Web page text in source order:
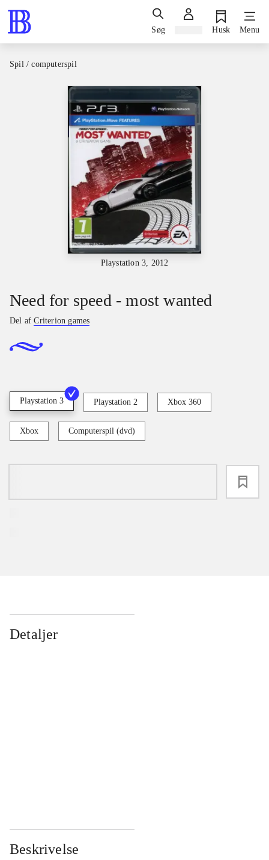
Søg Husk Menu
Spil / computerspil
Playstation 3, 2012
Need for speed - most wanted
Del afCriterion games
Playstation 3 Playstation 2 Xbox 360
Xbox Computerspil (dvd)
Detaljer
Beskrivelse